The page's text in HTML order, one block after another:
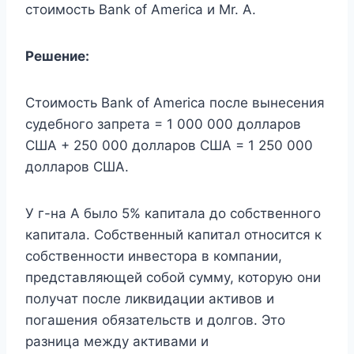
стоимость Bank of America и Mr. A.
Решение:
Стоимость Bank of America после вынесения
судебного запрета = 1 000 000 долларов
США + 250 000 долларов США = 1 250 000
долларов США.
У г-на А было 5% капитала до собственного
капитала. Собственный капитал относится к
собственности инвестора в компании,
представляющей собой сумму, которую они
получат после ликвидации активов и
погашения обязательств и долгов. Это
разница между активами и